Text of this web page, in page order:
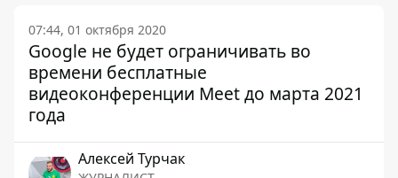
07:44, 01 октября 2020
Google не будет ограничивать во
времени бесплатные
видеоконференции Meet до марта 2021
года
Алексей Турчак